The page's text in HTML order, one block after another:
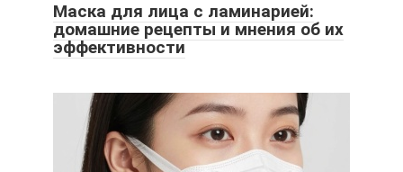
Маска для лица с ламинарией:
домашние рецепты и мнения об их
эффективности